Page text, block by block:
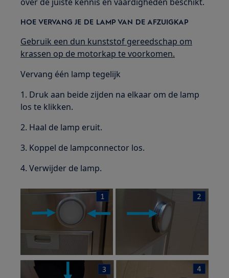
HOE VERVANG JE DE LAMP VAN DE AFZUIGKAP
Gebruik een dun kunststof gereedschap om
krassen op de motorkap te voorkomen.
Vervang één lamp tegelijk
1. Druk aan beide zijden na elkaar om de lamp
los te klikken.
2. Haal de lamp eruit.
3. Koppel de lampconnector los.
4. Verwijder de lamp.